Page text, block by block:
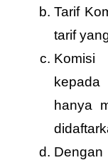
Tarif
tarif
Komisi
hanya